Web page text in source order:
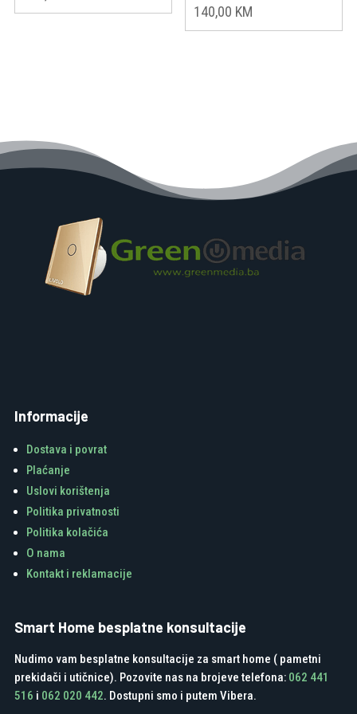
140,00 KM
Informacije
Dostava i povrat
Plaćanje
Uslovi korištenja
Politika privatnosti
Politika kolačića
O nama
Kontakt i reklamacije
Smart Home besplatne konsultacije
Nudimo vam besplatne konsultacije za smart home ( pametni
prekidači i utičnice). Pozovite nas na brojeve telefona: 062 441
516 i 062 020 442. Dostupni smo i putem Vibera.